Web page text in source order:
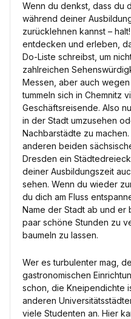
Wenn du denkst, dass du
während deiner
zurücklehnen kannst –
entdecken und erleben,
Do-Liste schreibst, um
zahlreichen
Messen, aber auch
tummeln sich in Chemnitz
Geschäftsreisende. Also
in der Stadt umzusehen
Nachbarstädte zu
anderen beiden
Dresden ein
deiner Ausbildungszeit
sehen. Wenn du wieder
du dich am Fluss
Name der Stadt ab und
paar schöne Stunden zu
baumeln zu lassen.
Wer es turbulenter mag,
gastronomischen
schon, die Kneipendichte
anderen
viele Studenten an. Hier